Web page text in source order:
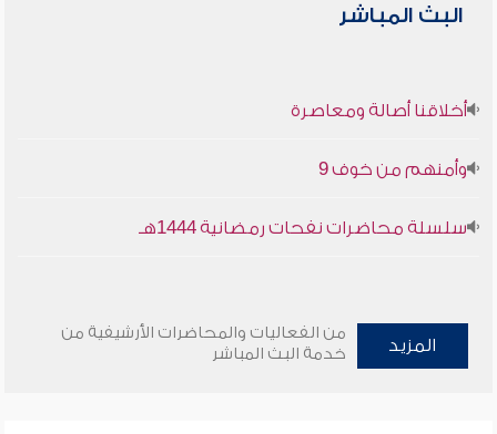
البث المباشر
أخلاقنا أصالة ومعاصرة
وأمنهم من خوف 9
سلسلة محاضرات نفحات رمضانية 1444هـ
المزيد
من الفعاليات والمحاضرات الأرشيفية من
خدمة البث المباشر